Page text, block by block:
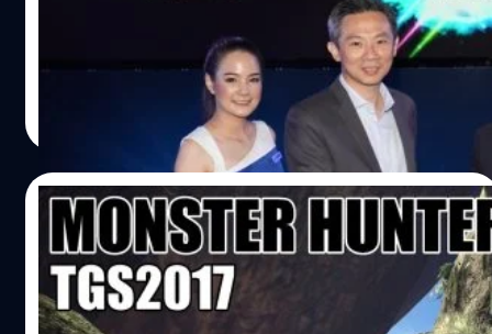
ประกาศกรุงเทพมหานคร ดังต่อไปนี้ บริเวณที่ยังเปิดบริการ ซู
เปอร์มาร์เก็ต (เซ็นทรัล ฟู้ด ฮอลล์…
บริษัท เมเจอร์ ซีนีเพล็กซ์ กรุ๊ป จํากัด (มหาชน) เปิดตัว
นวัตกรรมความบันเทิงใหม่ล่าสุด “ซัมซุง แอลอีดี ซีนีม่า”
(Samsung LED Cinema) ครั้งแรกในประเทศไทยและแห่ง
แรกในเอเชียตะวันออกเฉียงใต้ และใช้จอภาพ LED Screen
เป็นแห่งที่ 2 ของโลก เหนือกว่าโรงภาพยนตร์ทั่วไปตรงที่
สามารถแสดงภาพโดยตรง โดดเด่น ด้วยคุณสมบัติพิเศษ
เหนือระดับกับความละเอียดของจอภาพระดับ 4K ที่ให้ความ
คมชัด สว่างสดใส เต็มอรรถรส เป็นรูปแบบความบันเทิงแห่ง
อนาคต อีกทั้งสามารถเปลี่ยนโรงภาพยนตร์เป็นสถานที่จัด
กิจกรรมสุดชิคอื่น ๆ ได้อีกมากมาย อาทิ งานสัมมนา แฟชั่น
โชว์ ถ่ายทอดสด คอนเสิร์ต และกีฬาต่าง ๆ โดย Samsung
LED Cinema ได้รับการรับรองมาตรฐานจาก Digital…
Nattaya Huttawanrattana| 3020 days ago
03/11/2017
Preview : เดโม Monster Hunter : World
จากงาน TGSBIG2017